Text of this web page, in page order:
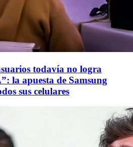
todavía no logra
la apuesta de Samsung
sus celulares